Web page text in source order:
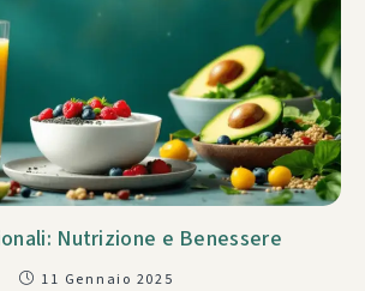
Nutrizione e Benessere
11 Gennaio 2025